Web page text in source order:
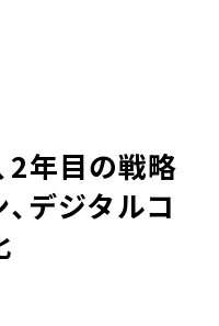
2年目の戦略
デジタルコ